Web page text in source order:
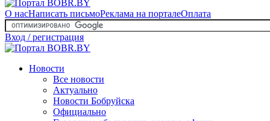
О насНаписать письмоРеклама на порталеОплата
Вход / регистрация
Новости
Все новости
Актуально
Новости Бобруйска
Официально